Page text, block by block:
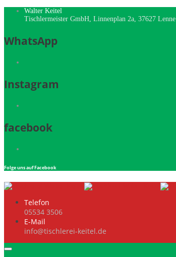
Walter Keitel
Tischlermeister GmbH, Linnenplan 2a, 37627 Lenne
WhatsApp
Instagram
facebook
Folge uns auf Facebook
Telefon
05534 3506
E-Mail
info@tischlerei-keitel.de